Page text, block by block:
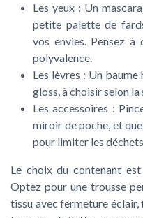
Les yeux : Un
petite palette de
vos envies. Pensez
polyvalence.
Les lèvres : Un baume
gloss, à choisir selon
Les accessoires :
miroir de poche, et
pour limiter les
Le choix du contenant
Optez pour une trousse
tissu avec fermeture éclair,